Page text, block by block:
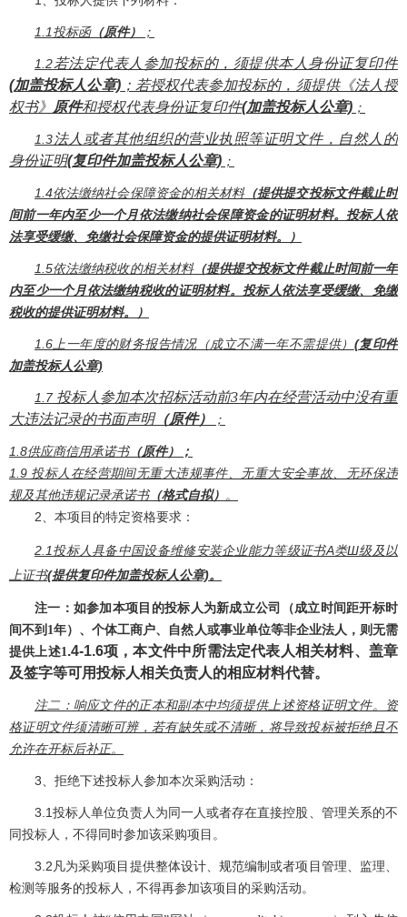
1.1投标函（原件） ；
1.2若法定代表人参加投标的，须提供本人身份证复印件
(加盖投标人公章)；若授权代表参加投标的，须提供《法人授
权书》 原件和授权代表身份证复印件(加盖投标人公章) ；
1.3法人或者其他组织的营业执照等证明文件，自然人的
身份证明(复印件加盖投标人公章) ；
1.4依法缴纳社会保障资金的相关材料（提供提交投标文件截止时
间前一年内至少一个月依法缴纳社会保障资金的证明材料。投标人依
法享受缓缴、免缴社会保障资金的提供证明材料。）
1.5依法缴纳税收的相关材料（提供提交投标文件截止时间前一年
内至少一个月依法缴纳税收的证明材料。投标人依法享受缓缴、免缴
税收的提供证明材料。）
1 6上一年度的财务报告情况（成立不满一年不需提供） (复印件
加盖投标人公章)
1.7 投标人参加本次招标活动前3年内在经营活动中没有重
大违法记录的书面声明（原件） ；
1 8供应商信用承诺书（原件）；
1 9 投标人在经营期间无重大违规事件、无重大安全事故、无环保违
规及其他违规记录承诺书（格式自拟） 。
2、本项目的特定资格要求：
2.1投标人具备中国设备维修安装企业能力等级证书A类Ш级及以
上证书(提供复印件加盖投标人公章)。
注一：如参加本项目的投标人为新成立公司（成立时间距开标时
间不到 1年）、个体工商户、自然人或事业单位等非企业法人，则无需
提供上述1.4-1.6项，本文件中所需法定代表人相关材料、盖章
及签字等可用投标人相关负责人的相应材料代替。
注二：响应文件的正本和副本中均须提供上述资格证明文件。资
格证明文件须清晰可辨，若有缺失或不清晰，将导致投标被拒绝且不
允许在开标后补正。
3 、拒绝下述投标人参加本次采购活动：
3.1投标人单位负责人为同一人或者存在直接控股、管理关系的不
同投标人，不得同时参加该采购项目。
3.2 凡为采购项目提供整体设计、规范编制或者项目管理、监理、
检测等服务的投标人，不得再参加该项目的采购活动。